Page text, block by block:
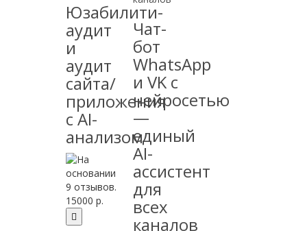
Юзабилити-
аудит
и
аудит
сайта/
приложения
с AI-
анализом
15000 р.
Чат-
бот
WhatsApp
и VK с
нейросетью
—
единый
AI-
ассистент
для
всех
каналов